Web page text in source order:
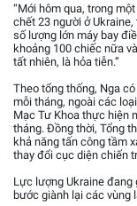
“Mới hôm qua, trong
chết 23 người ở
số lượng lớn máy bay
khoảng 100 chiếc nữa
tất nhiên, là hỏa tiễn.”
Theo tổng thống, Nga
mỗi tháng, ngoài các
Mạc Tư Khoa thực hiện
tháng. Đồng thời, Tổng
khả năng tấn công tầm
thay đổi cục diện chiến
Lực lượng Ukraine
bước giành lại các vùng